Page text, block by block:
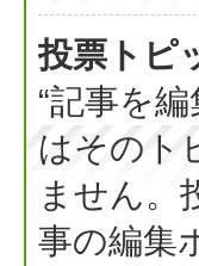
投票トピ
“記事を
はそのト
ません。
事の編集